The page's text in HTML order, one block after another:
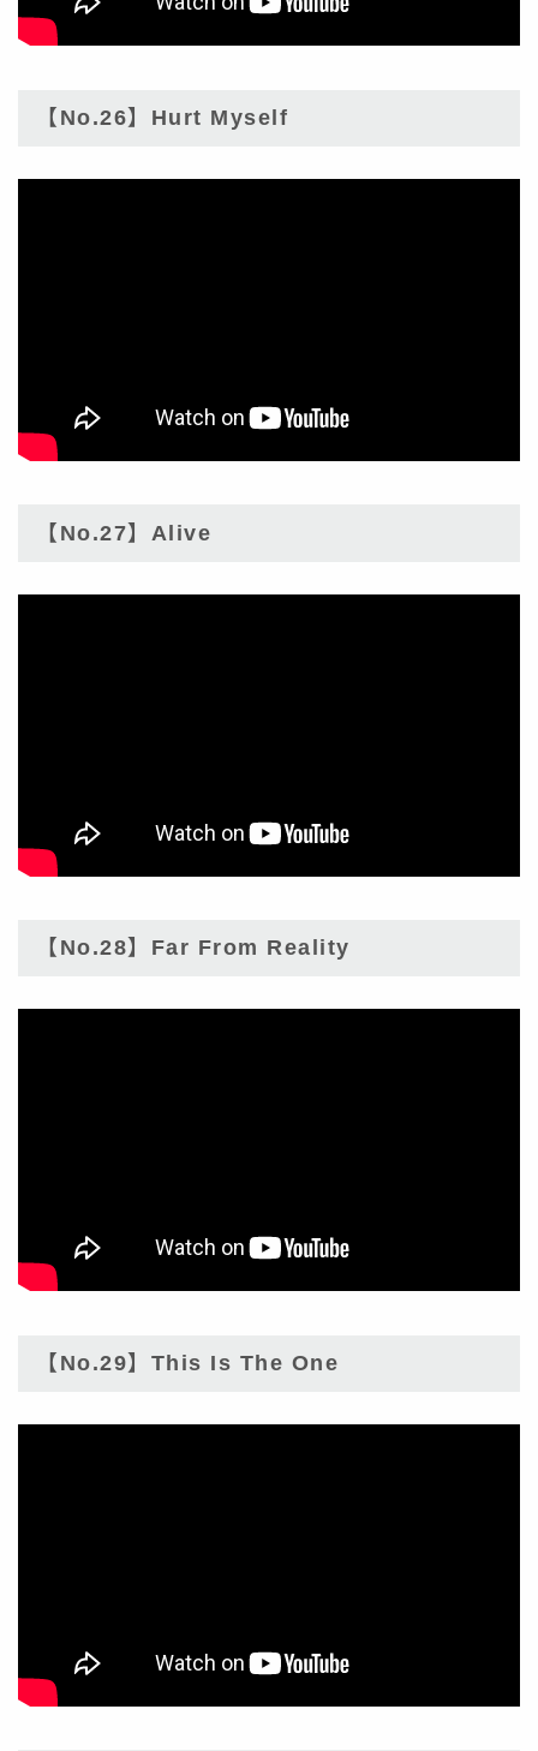
【No.26】Hurt Myself
【No.27】Alive
【No.28】Far From Reality
【No.29】This Is The One